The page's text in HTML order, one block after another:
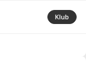
Klub